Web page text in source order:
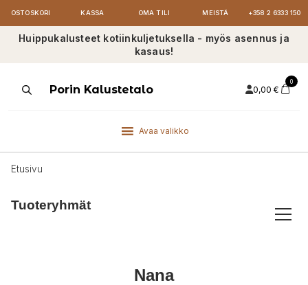
OSTOSKORI KASSA OMA TILI MEISTÄ +358 2 6333 150
Huippukalusteet kotiinkuljetuksella - myös asennus ja
kasaus!
ProductsPorin Kalustetalo 0,00 €
0
Avaa valikko
Etusivu
Tuoteryhmät
Nana